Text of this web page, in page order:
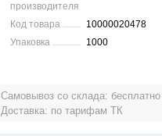
Самовывоз со склада: бесплатно
Доставка: по тарифам ТК
производителя
Код товара
10000020478
Упаковка
1000